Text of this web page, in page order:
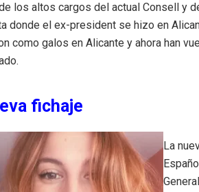
los altos cargos del actual Consell y
donde el ex-president se hizo en
como galos en Alicante y ahora han
fichaje
La